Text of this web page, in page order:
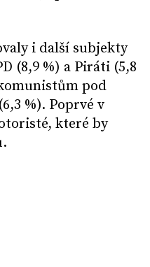
i další subjekty
(8,9 %) a Piráti (5,8
pod
%). Poprvé v
které by